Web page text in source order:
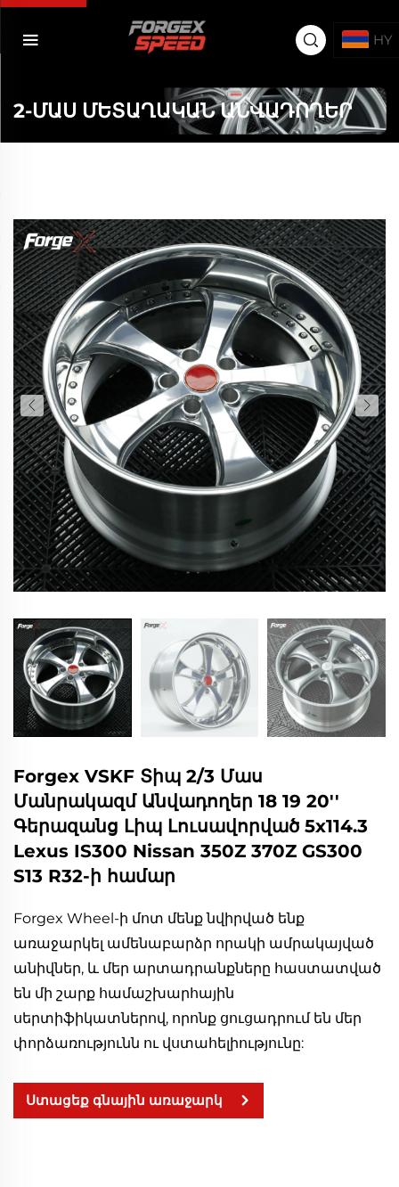
HY
2-ՄԱՍ ՄԵՏԱՂԱԿԱՆ ԱՆՎԱԴՈՂԵՐ
Forgex VSKF Տիպ 2/3 Մաս
Մանրակազմ Անվադողեր 18 19 20''
Գերազանց Լիպ Լուսավորված 5x114.3
Lexus IS300 Nissan 350Z 370Z GS300
S13 R32-ի համար
Forgex Wheel-ի մոտ մենք նվիրված ենք
առաջարկել ամենաբարձր որակի ամրակայված
անիվներ, և մեր արտադրանքները հաստատված
են մի շարք համաշխարհային
սերտիֆիկատներով, որոնք ցուցադրում են մեր
փորձառությունն ու վստահելիությունը:
Ստացեք գնային առաջարկ